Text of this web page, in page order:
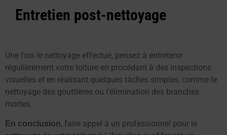
Entretien post-nettoyage
Une fois le nettoyage effectué, pensez à entretenir
régulièrement votre toiture en procédant à des inspections
visuelles et en réalisant quelques tâches simples, comme le
nettoyage des gouttières ou l’élimination des branches
mortes.
En conclusion, faire appel à un professionnel pour le